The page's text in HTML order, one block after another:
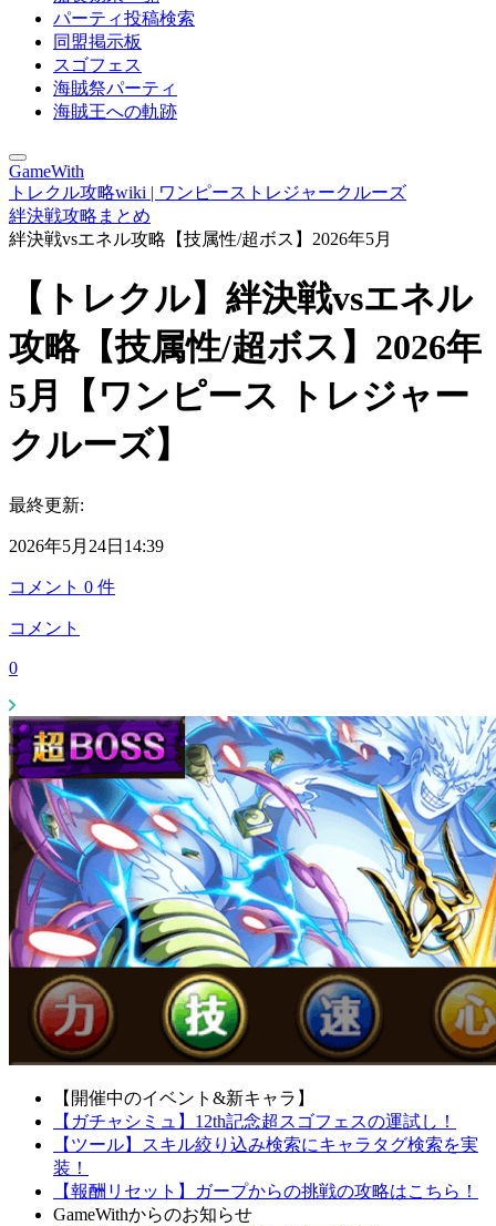
パーティ投稿検索
同盟掲示板
スゴフェス
海賊祭パーティ
海賊王への軌跡
GameWith
トレクル攻略wiki | ワンピーストレジャークルーズ
絆決戦攻略まとめ
絆決戦vsエネル攻略【技属性/超ボス】2026年5月
【トレクル】絆決戦vsエネル
攻略【技属性/超ボス】2026年
5月【ワンピース トレジャー
クルーズ】
最終更新:
2026年5月24日14:39
コメント 0 件
コメント
0
【開催中のイベント&新キャラ】
【ガチャシミュ】12th記念超スゴフェスの運試し！
【ツール】スキル絞り込み検索にキャラタグ検索を実
装！
【報酬リセット】ガープからの挑戦の攻略はこちら！
GameWithからのお知らせ